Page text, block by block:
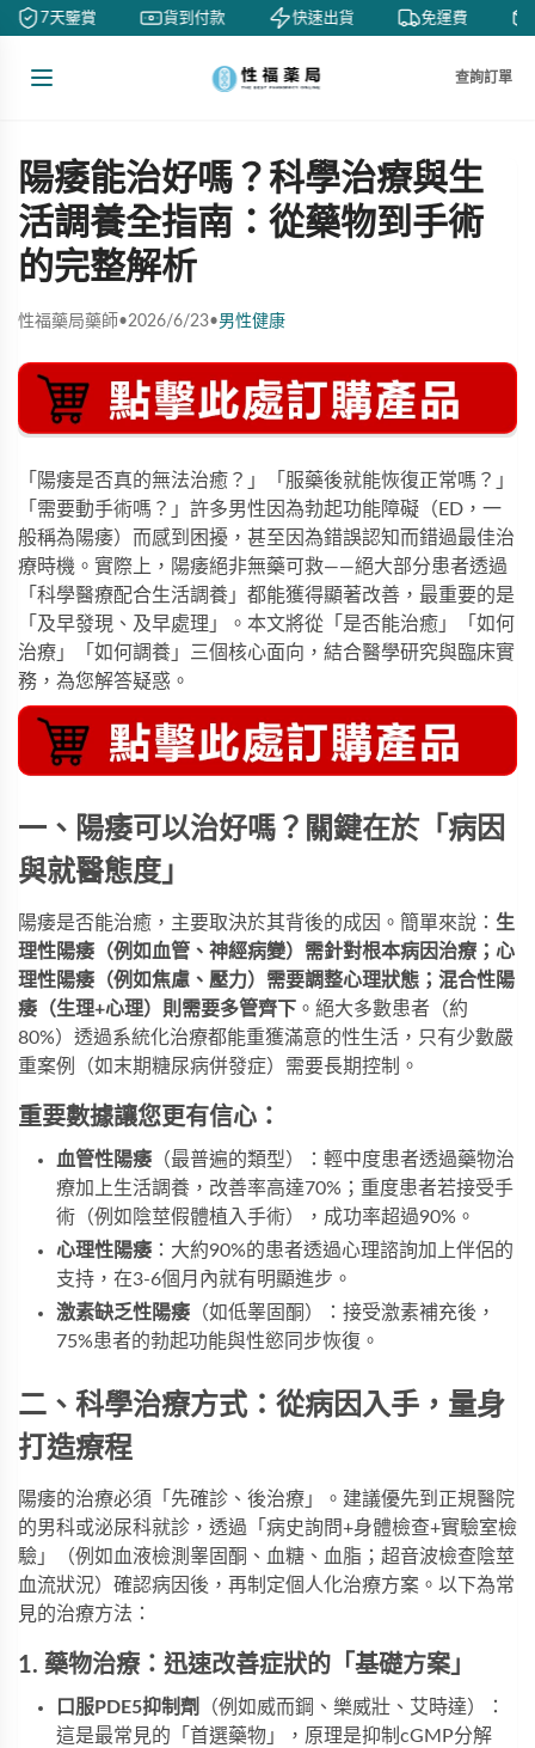
7天鑒賞 貨到付款 快速出貨 免運費
查詢訂單
陽痿能治好嗎？科學治療與生
活調養全指南：從藥物到手術
的完整解析
性福藥局藥師•2026/6/23•男性健康
「陽痿是否真的無法治癒？」「服藥後就能恢復正常嗎？」
「需要動手術嗎？」許多男性因為勃起功能障礙（ED，一
般稱為陽痿）而感到困擾，甚至因為錯誤認知而錯過最佳治
療時機。實際上，陽痿絕非無藥可救——絕大部分患者透過
「科學醫療配合生活調養」都能獲得顯著改善，最重要的是
「及早發現、及早處理」。本文將從「是否能治癒」「如何
治療」「如何調養」三個核心面向，結合醫學研究與臨床實
務，為您解答疑惑。
一、陽痿可以治好嗎？關鍵在於「病因
與就醫態度」
陽痿是否能治癒，主要取決於其背後的成因。簡單來說：​ 生
理性陽痿（例如血管、神經病變）需針對根本病因治療；心
理性陽痿（例如焦慮、壓力）需要調整心理狀態；混合性陽
痿（生理+心理）則需要多管齊下 。絕大多數患者（約
80%）透過系統化治療都能重獲滿意的性生活，只有少數嚴
重案例（如末期糖尿病併發症）需要長期控制。
重要數據讓您更有信心：
血管性陽痿 ​（最普遍的類型）：輕中度患者透過藥物治
療加上生活調養，改善率高達70%；重度患者若接受手
術（例如陰莖假體植入手術），成功率超過90%。
心理性陽痿 ​：大約90%的患者透過心理諮詢加上伴侶的
支持，在3-6個月內就有明顯進步。
激素缺乏性陽痿 ​（如低睾固酮）：接受激素補充後，
75%患者的勃起功能與性慾同步恢復。
二、科學治療方式：從病因入手，量身
打造療程
陽痿的治療必須「先確診、後治療」。建議優先到正規醫院
的男科或泌尿科就診，透過「病史詢問+身體檢查+實驗室檢
驗」（例如血液檢測睾固酮、血糖、血脂；超音波檢查陰莖
血流狀況）確認病因後，再制定個人化治療方案。以下為常
見的治療方法：
1. 藥物治療：迅速改善症狀的「基礎方案」
口服PDE5抑制劑
​（例如威而鋼、樂威壯、艾時達）：
這是最常見的「首選藥物」，原理是抑制cGMP分解